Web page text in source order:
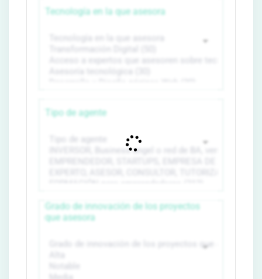
Tecnología en la que asesora
Tipo de agente
Grado de innovación de los proyectos
que asesora